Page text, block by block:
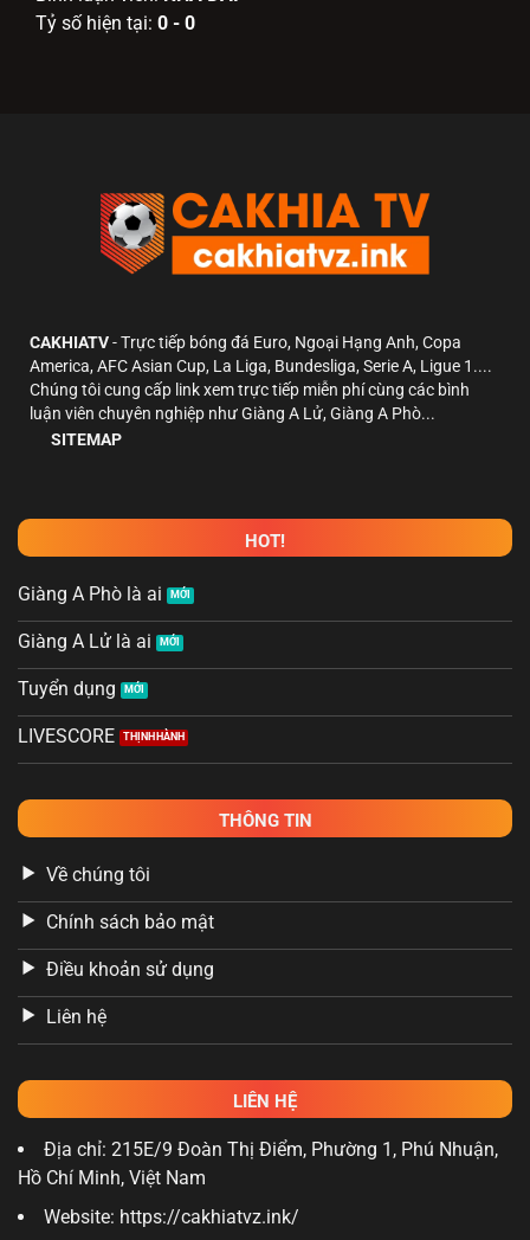
Tỷ số hiện tại: 0 - 0
CAKHIATV- Trực tiếp bóng đá Euro, Ngoại Hạng Anh, Copa
America, AFC Asian Cup, La Liga, Bundesliga, Serie A, Ligue 1....
Chúng tôi cung cấp link xem trực tiếp miễn phí cùng các bình
luận viên chuyên nghiệp như Giàng A Lử, Giàng A Phò...
SITEMAP
HOT!
Giàng A Phò là ai
Giàng A Lử là ai
Tuyển dụng
LIVESCORE
THÔNG TIN
Về chúng tôi
Chính sách bảo mật
Điều khoản sử dụng
Liên hệ
LIÊN HỆ
Địa chỉ: 215E/9 Đoàn Thị Điểm, Phường 1, Phú Nhuận,
Hồ Chí Minh, Việt Nam
Website: https://cakhiatvz.ink/